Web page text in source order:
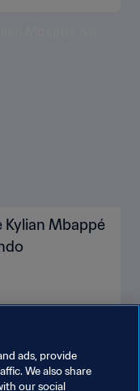
Kylian Mbappé
ads, provide
We also share
our social